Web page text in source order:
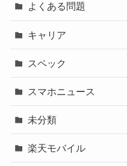
よくある問題
キャリア
スペック
スマホニュース
未分類
楽天モバイル